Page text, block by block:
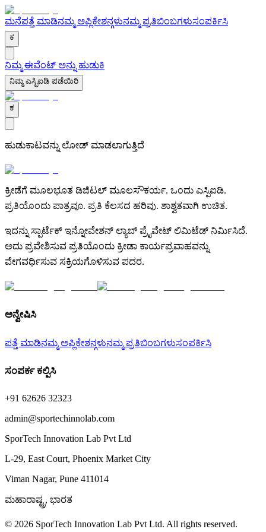
ಮನೆಪತ್ತೆ ಮಾಡಿನಮ್ಮ ಅಪ್ಲಿಕೇಶನ್ಗಳುನಮ್ಮ ಪ್ರತಿಬಿಂಬಗಳುಸಂಪರ್ಕಿಸಿ
ಕ
ನಿಮ್ಮ ಈವೆಂಟ್ ಅನ್ನು ಹುಡುಕಿ
ನಿಮ್ಮ ಎಸ್ಪಿಐಡಿ ಪಡೆಯಿರಿ
ಕ
ಹುಡುಕಾಟವನ್ನು ಲೋಡ್ ಮಾಡಲಾಗುತ್ತಿದೆ
ಕ್ರೀಡೆಗೆ ಮೂಲಭೂತ ಡಿಜಿಟಲ್ ಮೂಲಸೌಕರ್ಯ. ಒಂದು ಎಸ್ಪಿಐಡಿ.
ಪ್ರತಿಯೊಂದು ಪಾತ್ರವೂ. ಪ್ರತಿ ಕೆಲಸದ ಹರಿವು. ಶಾಶ್ವತವಾಗಿ ಉಚಿತ.
ಇದನ್ನು ಸ್ಪಾರ್ಟೆಕ್ ಇನ್ನೋವೇಶನ್ ಲ್ಯಾಬ್ ಪ್ರೈವೇಟ್ ಲಿಮಿಟೆಡ್ ನಿರ್ಮಿಸಿದೆ.
ಅದು ಪ್ರವೇಶಿಸುವ ಪ್ರತಿಯೊಂದು ಕ್ರೀಡಾ ಕಾರ್ಯಪ್ರವಾಹವನ್ನು
ವೇಗವರ್ಧಿಸುವ ಸಕ್ರಿಯಗೊಳಿಸುವ ಪದರ.
ಅನ್ವೇಷಿಸಿ
ಪತ್ತೆ ಮಾಡಿನಮ್ಮ ಅಪ್ಲಿಕೇಶನ್ಗಳುನಮ್ಮ ಪ್ರತಿಬಿಂಬಗಳುಸಂಪರ್ಕಿಸಿ
ಸಂಪರ್ಕ ಕಲ್ಪಿಸಿ
+91 62626 32323
admin@sportechinnolab.com
SporTech Innovation Lab Pvt Ltd
L-29, East Court, Phoenix Market City
Viman Nagar, Pune 411014
ಮಹಾರಾಷ್ಟ್ರ, ಭಾರತ
© 2026 SporTech Innovation Lab Pvt Ltd. All rights reserved.